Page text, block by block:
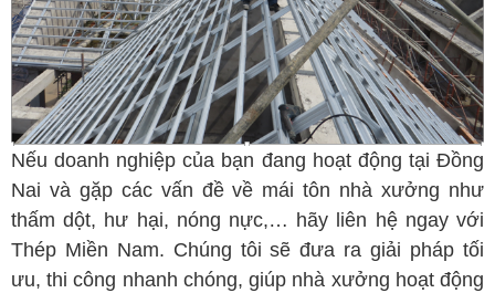
Nếu doanh nghiệp của bạn đang hoạt động tại Đồng
Nai và gặp các vấn đề về mái tôn nhà xưởng như
thấm dột, hư hại, nóng nực,… hãy liên hệ ngay với
Thép Miền Nam. Chúng tôi sẽ đưa ra giải pháp tối
ưu, thi công nhanh chóng, giúp nhà xưởng hoạt động